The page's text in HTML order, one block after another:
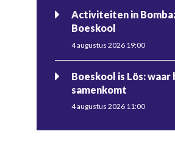
Activiteiten in
Boeskool
4 augustus 2026 19:00
Boeskool is Lös:
samenkomt
4 augustus 2026 11:00